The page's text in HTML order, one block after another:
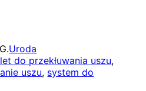
Uroda
do przekłuwania uszu
uszu, system do